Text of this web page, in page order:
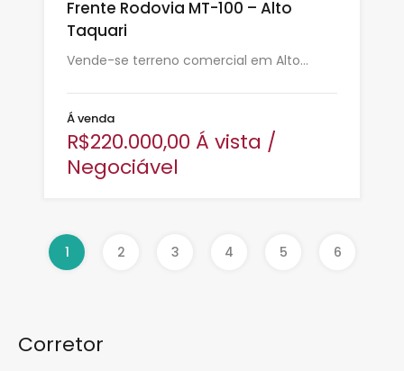
Frente Rodovia MT-100 – Alto
Taquari
Vende-se terreno comercial em Alto…
Á venda
R$220.000,00 Á vista /
Negociável
1 2 3 4 5 6
Corretor